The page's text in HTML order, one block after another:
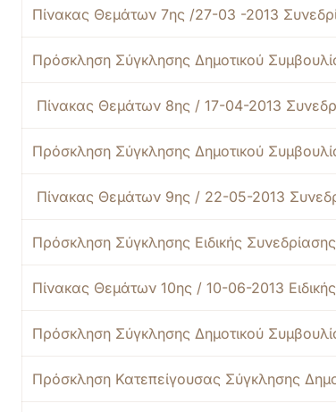
Πίνακας Θεμάτων 7ης /27-03 -2013
Πρόσκληση Σύγκλησης Δημοτικού
Πίνακας Θεμάτων 8ης / 17-04-2013
Πρόσκληση Σύγκλησης Δημοτικού
Πίνακας Θεμάτων 9ης / 22-05-2013
Πρόσκληση Σύγκλησης Ειδικής
Πίνακας Θεμάτων 10ης / 10-06-2013
Πρόσκληση Σύγκλησης Δημοτικού
Πρόσκληση Κατεπείγουσας Σύγκλησης